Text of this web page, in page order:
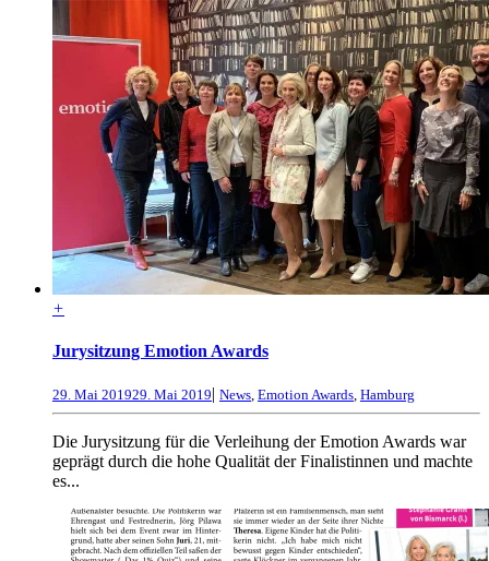
+
Jurysitzung Emotion Awards
29. Mai 201929. Mai 2019| News, Emotion Awards, Hamburg
Die Jurysitzung für die Verleihung der Emotion Awards war
geprägt durch die hohe Qualität der Finalistinnen und machte
es...